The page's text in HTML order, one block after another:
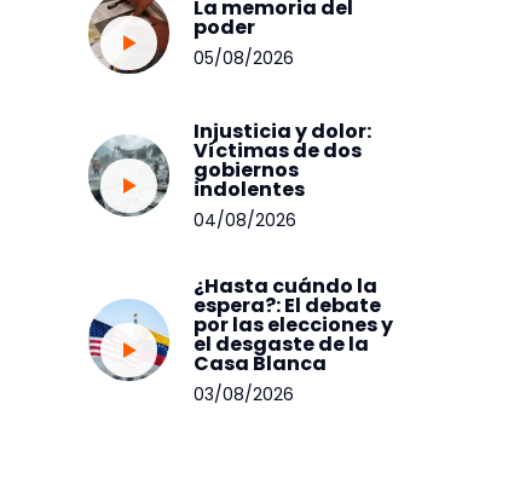
La memoria del
poder
05/08/2026
Injusticia y dolor:
Víctimas de dos
gobiernos
indolentes
04/08/2026
¿Hasta cuándo la
espera?: El debate
por las elecciones y
el desgaste de la
Casa Blanca
03/08/2026